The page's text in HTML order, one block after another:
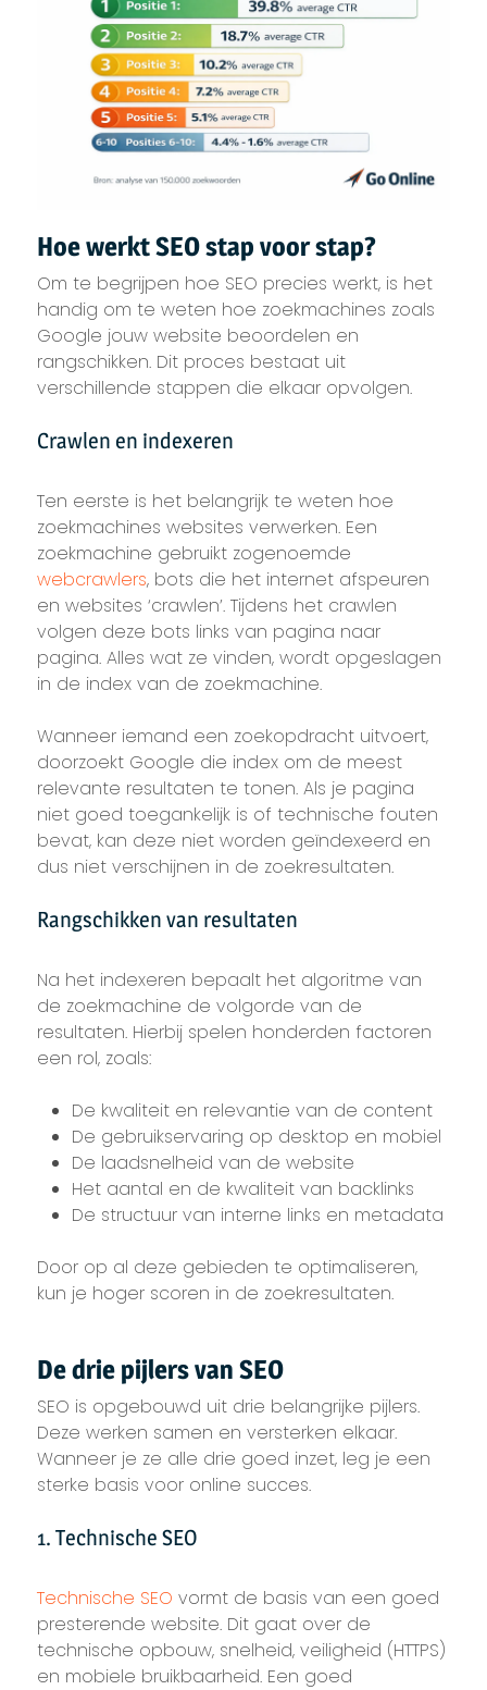
Hoe werkt SEO stap voor stap?
Om te begrijpen hoe SEO precies werkt, is het
handig om te weten hoe zoekmachines zoals
Google jouw website beoordelen en
rangschikken. Dit proces bestaat uit
verschillende stappen die elkaar opvolgen.
Crawlen en indexeren
Ten eerste is het belangrijk te weten hoe
zoekmachines websites verwerken. Een
zoekmachine gebruikt zogenoemde
webcrawlers, bots die het internet afspeuren
en websites ‘crawlen’. Tijdens het crawlen
volgen deze bots links van pagina naar
pagina. Alles wat ze vinden, wordt opgeslagen
in de index van de zoekmachine.
Wanneer iemand een zoekopdracht uitvoert,
doorzoekt Google die index om de meest
relevante resultaten te tonen. Als je pagina
niet goed toegankelijk is of technische fouten
bevat, kan deze niet worden geïndexeerd en
dus niet verschijnen in de zoekresultaten.
Rangschikken van resultaten
Na het indexeren bepaalt het algoritme van
de zoekmachine de volgorde van de
resultaten. Hierbij spelen honderden factoren
een rol, zoals:
De kwaliteit en relevantie van de content
De gebruikservaring op desktop en mobiel
De laadsnelheid van de website
Het aantal en de kwaliteit van backlinks
De structuur van interne links en metadata
Door op al deze gebieden te optimaliseren,
kun je hoger scoren in de zoekresultaten.
De drie pijlers van SEO
SEO is opgebouwd uit drie belangrijke pijlers.
Deze werken samen en versterken elkaar.
Wanneer je ze alle drie goed inzet, leg je een
sterke basis voor online succes.
1. Technische SEO
Technische SEO vormt de basis van een goed
presterende website. Dit gaat over de
technische opbouw, snelheid, veiligheid (HTTPS)
en mobiele bruikbaarheid. Een goed